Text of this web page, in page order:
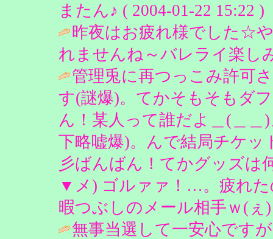
またん♪ ( 2004-01-22 15:22 )
昨夜はお疲れ様でした☆
れませんね～バレライ楽し
管理兎に再つっこみ許可
す(謎爆)。てかそもそもダ
ん！某人って誰だよ＿(＿
下略嘘爆)。んで結局チケ
彡ばんばん！てかグッズ
▼メ) ゴルァァ！…。疲れた
暇つぶしのメール相手ｗ(ぇ)
無事当選して一安心です